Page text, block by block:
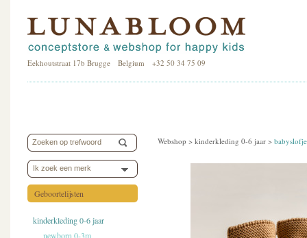
Eekhoutstraat 17b Brugge Belgium +32 50 34 75 09
Ik zoek een merk
Geboortelijsten
kinderkleding 0-6 jaar
newborn 0-3m
Webshop > kinderkleding 0-6 jaar >